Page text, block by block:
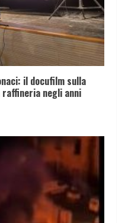
il docufilm sulla
negli anni